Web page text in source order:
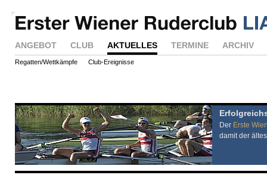
ANGEBOT CLUB AKTUELLES TERMINE ARCHIV
Regatten/Wettkämpfe Club-Ereignisse
Der Erste
damit der